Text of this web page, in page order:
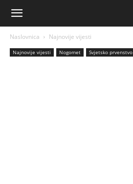
Naslovnica Najnovije vijesti
Najnovije vijesti Nogomet Svjetsko prvenstvo